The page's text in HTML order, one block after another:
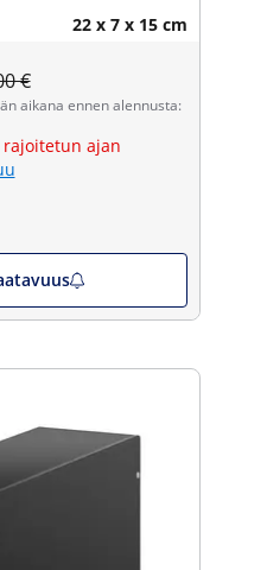
22 x 7 x 15 cm
€
aikana ennen alennusta:
rajoitetun ajan